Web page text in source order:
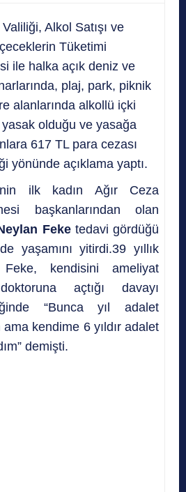
Alkol Satışı ve
Tüketimi
ile halka açık deniz ve
plaj, park, piknik
alanlarında alkollü içki
olduğu ve yasağa
617 TL para cezası
yönünde açıklama yaptı.
ilk kadın Ağır Ceza
başkanlarından olan
Feketedavi gördüğü
yaşamını yitirdi.39 yıllık
Feke, kendisini ameliyat
açtığı davayı
“Bunca yıl adalet
ama kendime 6 yıldır adalet
demişti.